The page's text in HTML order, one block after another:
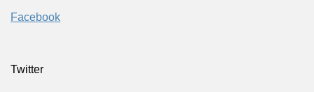
Facebook
Twitter